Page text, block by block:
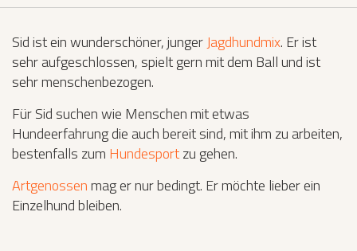
Sid ist ein wunderschöner, junger Jagdhundmix. Er ist
sehr aufgeschlossen, spielt gern mit dem Ball und ist
sehr menschenbezogen.
Für Sid suchen wie Menschen mit etwas
Hundeerfahrung die auch bereit sind, mit ihm zu arbeiten,
bestenfalls zum Hundesportzu gehen.
Artgenossenmag er nur bedingt. Er möchte lieber ein
Einzelhund bleiben.